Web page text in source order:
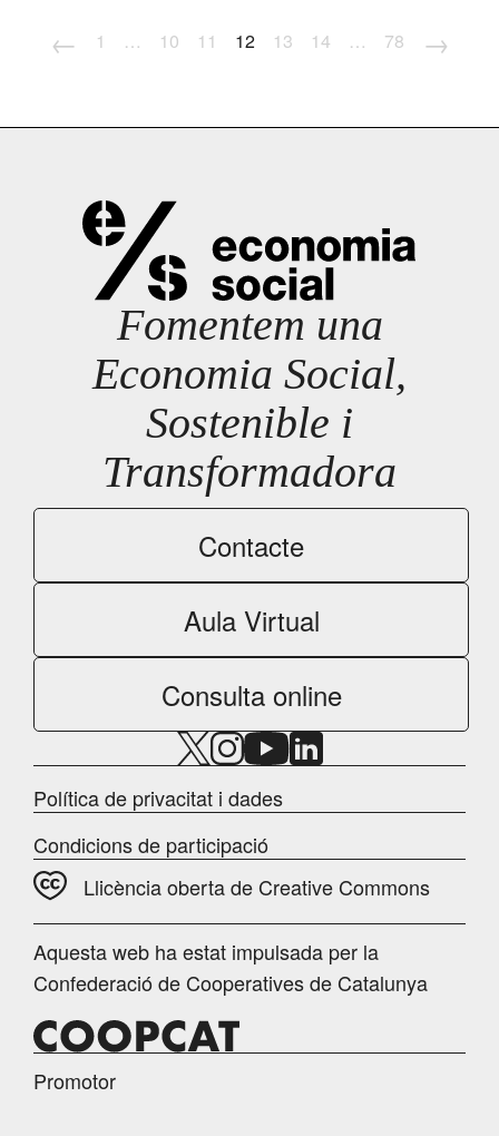
← 1 … 10 11 12 13 14 … 78 →
Fomentem una
Economia Social,
Sostenible i
Transformadora
Contacte
Aula Virtual
Consulta online
Política de privacitat i dades
Condicions de participació
Llicència oberta de Creative Commons
Aquesta web ha estat impulsada per la
Confederació de Cooperatives de Catalunya
Promotor